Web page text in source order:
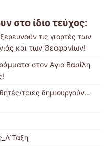
στο ίδιο τεύχος:
τις γιορτές των
και των Θεοφανίων!
στον Άγιο Βασίλη
τριες δημιουργούν…